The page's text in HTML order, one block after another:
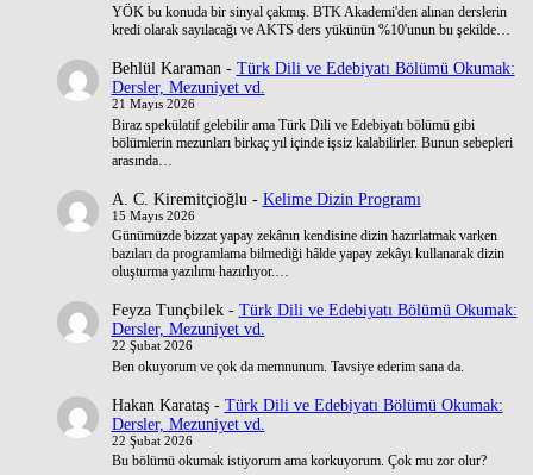
YÖK bu konuda bir sinyal çakmış. BTK Akademi'den alınan derslerin
kredi olarak sayılacağı ve AKTS ders yükünün %10'unun bu şekilde…
Behlül Karaman- Türk Dili ve Edebiyatı Bölümü Okumak:
Dersler, Mezuniyet vd.
21 Mayıs 2026
Biraz spekülatif gelebilir ama Türk Dili ve Edebiyatı bölümü gibi
bölümlerin mezunları birkaç yıl içinde işsiz kalabilirler. Bunun sebepleri
arasında…
A. C. Kiremitçioğlu - Kelime Dizin Programı
15 Mayıs 2026
Günümüzde bizzat yapay zekânın kendisine dizin hazırlatmak varken
bazıları da programlama bilmediği hâlde yapay zekâyı kullanarak dizin
oluşturma yazılımı hazırlıyor.…
Feyza Tunçbilek- Türk Dili ve Edebiyatı Bölümü Okumak:
Dersler, Mezuniyet vd.
22 Şubat 2026
Ben okuyorum ve çok da memnunum. Tavsiye ederim sana da.
Hakan Karataş- Türk Dili ve Edebiyatı Bölümü Okumak:
Dersler, Mezuniyet vd.
22 Şubat 2026
Bu bölümü okumak istiyorum ama korkuyorum. Çok mu zor olur?